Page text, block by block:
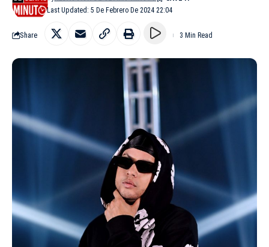
Last Updated: 5 De Febrero De 2024 22:04
Share 3 Min Read